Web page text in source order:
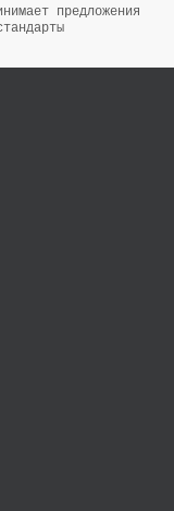
предложения